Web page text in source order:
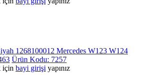
1268100012 Mercedes W123 W124
Ürün Kodu: 7257
için bayi girişi yapınız